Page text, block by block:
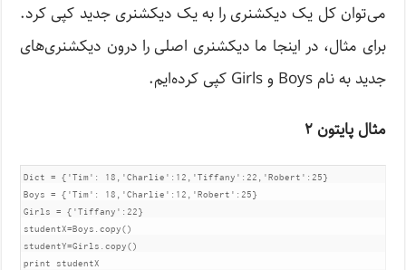
می‌توان کل یک دیکشنری را به یک دیکشنری جدید کپی کرد.
برای مثال، در اینجا ما دیکشنری اصلی را درون دیکشنری‌های
جدید به نام Boys و Girls کپی کرده‌ایم.
مثال پایتون ۲
Dict = {'Tim': 18,'Charlie':12,'Tiffany':22,'Robert':25}
Boys = {'Tim': 18,'Charlie':12,'Robert':25}
Girls = {'Tiffany':22}
studentX=Boys.copy()
studentY=Girls.copy()
print studentX